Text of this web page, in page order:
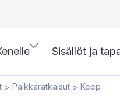
Sisällöt ja
> Palkkaratkaisut > Keep